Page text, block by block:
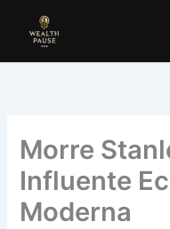
Morre
Influente
Moderna